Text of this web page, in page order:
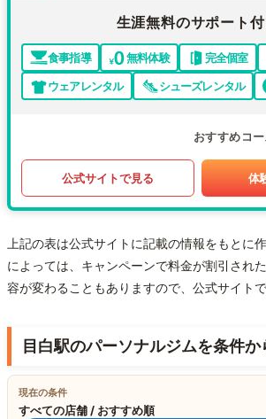
生涯無料のサポート付
食事指導 無料体験 完全個室
ウェアレンタル
シューズレンタル
おすすめコ
公式サイトで見る 体
上記の表は公式サイトに記載の情報をもとに
によっては、キャンペーンで料金が割引され
容が変わることもありますので、公式サイトで
目白駅のパーソナルジムを条件か
現在の条件
すべての店舗 / おすすめ順